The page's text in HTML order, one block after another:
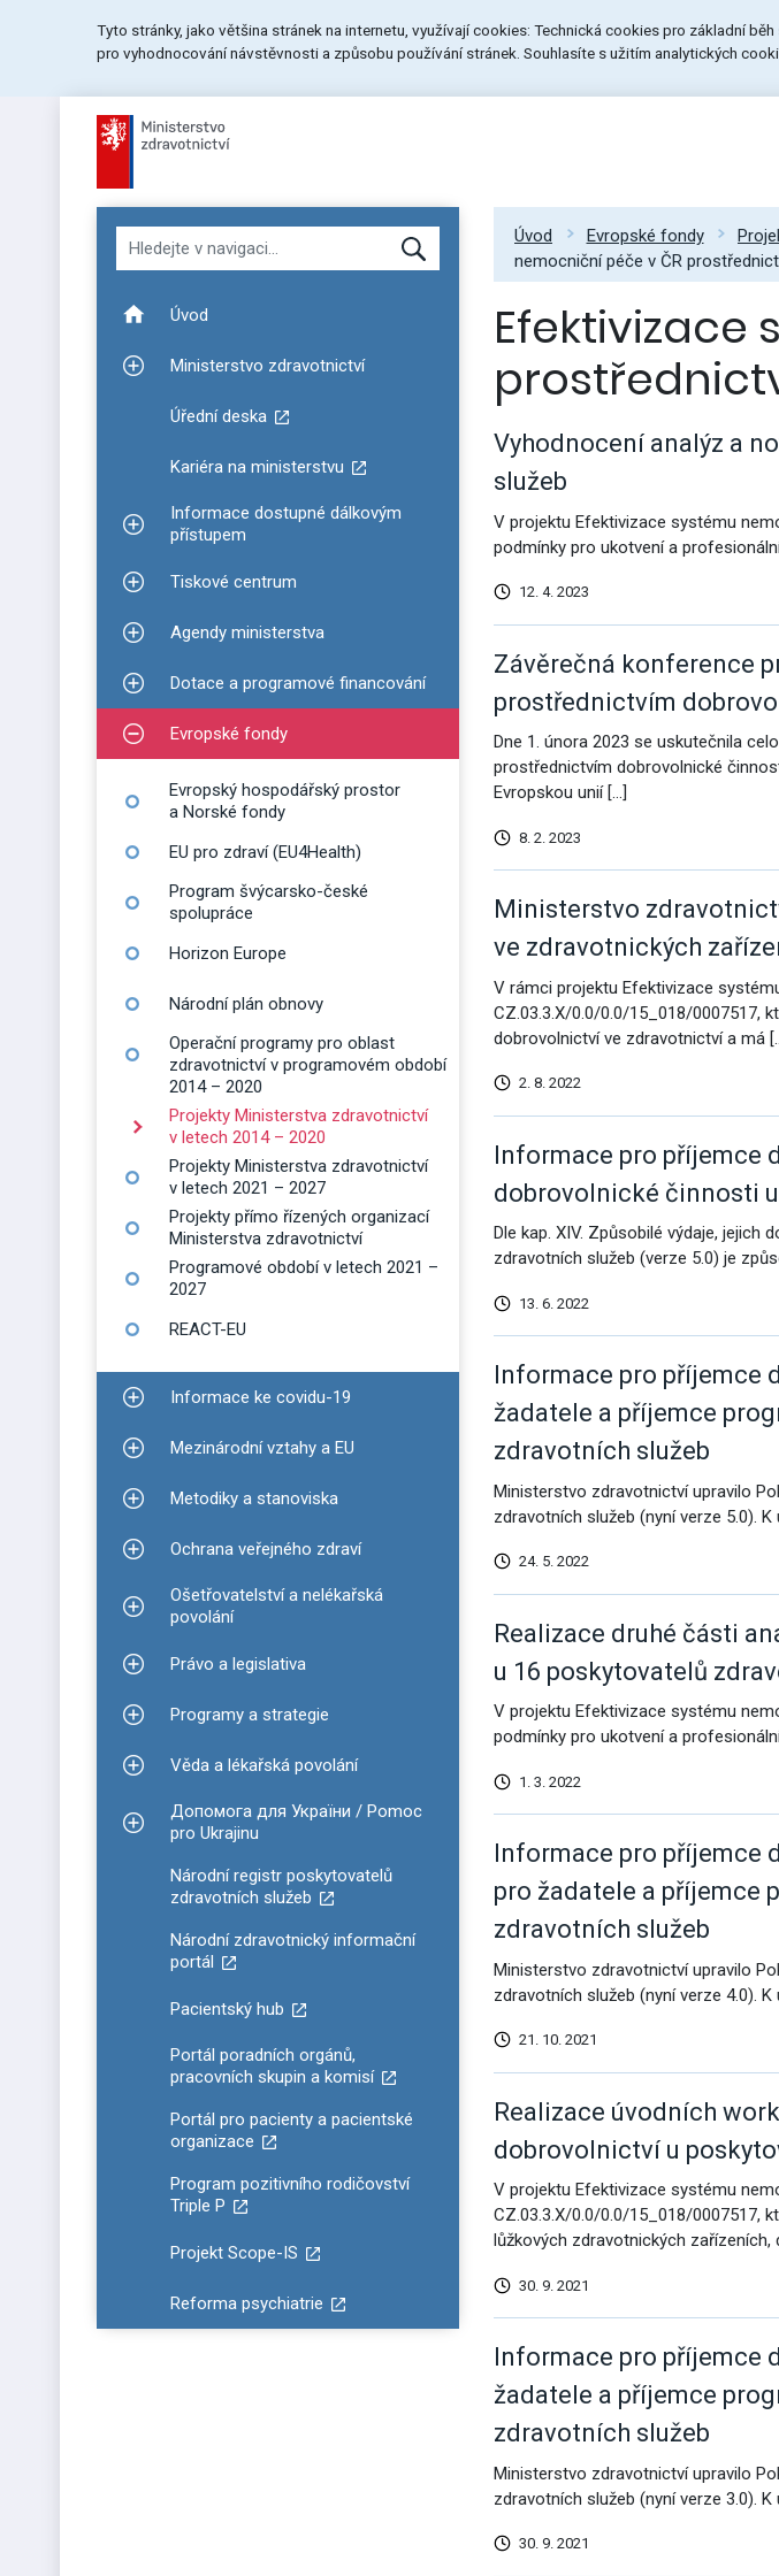
Tyto stránky, jako většina stránek na internetu, využívají cookies: Technická cookies pro základní
pro vyhodnocování návstěvnosti a způsobu používání stránek. Souhlasíte s užitím analytických
Hledat v navigaci
Úvod
Zobrazit podmenu pro Ministerstvo zdravotnictví
Ministerstvo zdravotnictví
Úřední deska
Kariéra na ministerstvu
Zobrazit podmenu pro Informace dostupné dálkovým přístupem
Informace dostupné dálkovým
přístupem
Zobrazit podmenu pro Tiskové centrum
Tiskové centrum
Zobrazit podmenu pro Agendy ministerstva
Agendy ministerstva
Zobrazit podmenu pro Dotace a programové financování
Dotace a programové financování
Zobrazit podmenu pro Evropské fondy
Evropské fondy
Evropský hospodářský prostor
a Norské fondy
EU pro zdraví (EU4Health)
Program švýcarsko-české
spolupráce
Horizon Europe
Národní plán obnovy
Operační programy pro oblast
zdravotnictví v programovém období
2014 – 2020
Projekty Ministerstva zdravotnictví
v letech 2014 – 2020
Projekty Ministerstva zdravotnictví
v letech 2021 – 2027
Projekty přímo řízených organizací
Ministerstva zdravotnictví
Programové období v letech 2021 –
2027
REACT-EU
Zobrazit podmenu pro Informace ke covidu-19
Informace ke covidu-19
Zobrazit podmenu pro Mezinárodní vztahy a EU
Mezinárodní vztahy a EU
Zobrazit podmenu pro Metodiky a stanoviska
Metodiky a stanoviska
Zobrazit podmenu pro Ochrana veřejného zdraví
Ochrana veřejného zdraví
Zobrazit podmenu pro Ošetřovatelství a nelékařská povolání
Ošetřovatelství a nelékařská
povolání
Zobrazit podmenu pro Právo a legislativa
Právo a legislativa
Zobrazit podmenu pro Programy a strategie
Programy a strategie
Zobrazit podmenu pro Věda a lékařská povolání
Věda a lékařská povolání
Zobrazit podmenu pro Допомога для України / Pomoc pro Ukrajinu
Допомога для України / Pomoc
pro Ukrajinu
Národní registr poskytovatelů
zdravotních služeb
Národní zdravotnický informační
portál
Pacientský hub
Portál poradních orgánů,
pracovních skupin a komisí
Portál pro pacienty a pacientské
organizace
Program pozitivního rodičovství
Triple P
Projekt Scope-IS
Reforma psychiatrie
Úvod Evropské fondy
nemocniční péče v ČR
Efektivizace
Vyhodnocení analýz a
služeb
V projektu Efektivizace systému
podmínky pro ukotvení a
12. 4. 2023
Závěrečná konference
prostřednictvím
Dne 1. února 2023 se uskutečnila
prostřednictvím dobrovolnické
Evropskou unií […]
8. 2. 2023
Ministerstvo
ve zdravotnických
V rámci projektu Efektivizace
CZ.03.3.X/0.0/0.0/15_018/0007517,
dobrovolnictví ve zdravotnictví a má
2. 8. 2022
Informace pro příjemce
dobrovolnické činnosti
Dle kap. XIV. Způsobilé výdaje,
zdravotních služeb (verze 5.0) je
13. 6. 2022
Informace pro příjemce
žadatele a příjemce
zdravotních služeb
Ministerstvo zdravotnictví upravilo
zdravotních služeb (nyní verze 5.0).
24. 5. 2022
Realizace druhé části
u 16 poskytovatelů
V projektu Efektivizace systému
podmínky pro ukotvení a
1. 3. 2022
Informace pro příjemce
pro žadatele a příjemce
zdravotních služeb
Ministerstvo zdravotnictví upravilo
zdravotních služeb (nyní verze 4.0).
21. 10. 2021
Realizace úvodních
dobrovolnictví u
V projektu Efektivizace systému
CZ.03.3.X/0.0/0.0/15_018/0007517,
lůžkových zdravotnických
30. 9. 2021
Informace pro příjemce
žadatele a příjemce
zdravotních služeb
Ministerstvo zdravotnictví upravilo
zdravotních služeb (nyní verze 3.0).
30. 9. 2021